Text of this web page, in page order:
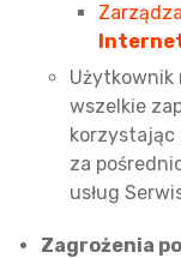
Użytkownik
wszelkie
korzystając
za
usług
Zagrożenia